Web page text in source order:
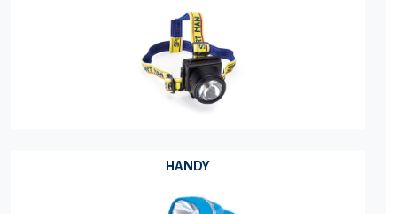
HANDY